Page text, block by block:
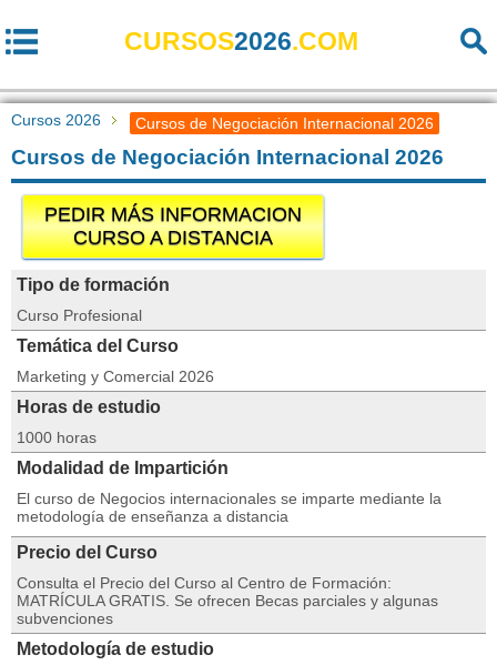
CURSOS2026.COM
Cursos 2026 Cursos de Negociación Internacional 2026
Cursos de Negociación Internacional 2026
PEDIR MÁS INFORMACION
CURSO A DISTANCIA
Tipo de formación
Curso Profesional
Temática del Curso
Marketing y Comercial 2026
Horas de estudio
1000 horas
Modalidad de Impartición
El curso de Negocios internacionales se imparte mediante la
metodología de enseñanza a distancia
Precio del Curso
Consulta el Precio del Curso al Centro de Formación:
MATRÍCULA GRATIS. Se ofrecen Becas parciales y algunas
subvenciones
Metodología de estudio